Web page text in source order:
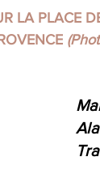
LA PLACE